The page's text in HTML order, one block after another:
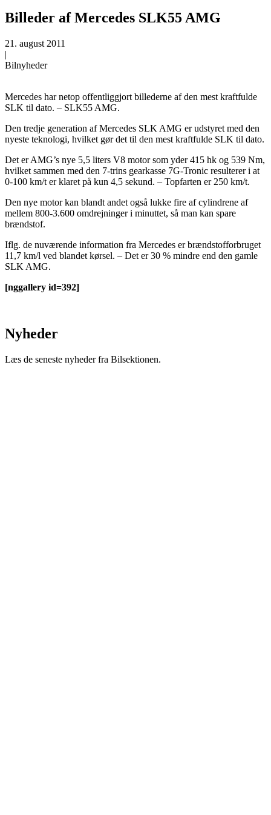
Billeder af Mercedes SLK55 AMG
21. august 2011
|
Bilnyheder
Mercedes har netop offentliggjort billederne af den mest kraftfulde
SLK til dato. – SLK55 AMG.
Den tredje generation af Mercedes SLK AMG er udstyret med den
nyeste teknologi, hvilket gør det til den mest kraftfulde SLK til dato.
Det er AMG’s nye 5,5 liters V8 motor som yder 415 hk og 539 Nm,
hvilket sammen med den 7-trins gearkasse 7G-Tronic resulterer i at
0-100 km/t er klaret på kun 4,5 sekund. – Topfarten er 250 km/t.
Den nye motor kan blandt andet også lukke fire af cylindrene af
mellem 800-3.600 omdrejninger i minuttet, så man kan spare
brændstof.
Iflg. de nuværende information fra Mercedes er brændstofforbruget
11,7 km/l ved blandet kørsel. – Det er 30 % mindre end den gamle
SLK AMG.
[nggallery id=392]
Nyheder
Læs de seneste nyheder fra Bilsektionen.